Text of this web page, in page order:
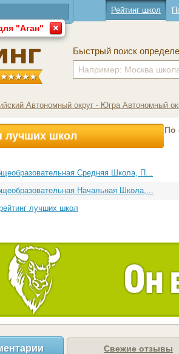
"Аган"
Рейтинг школ
Быстрый поиск
Автономный округ - Югра Автономный
лучших школ По
Средняя Школа, П...
Начальная Школа,...
лучших школ
Свежие отзывы